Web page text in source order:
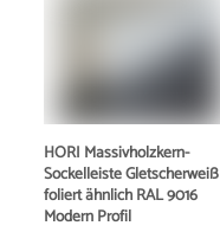
HORI Massivholzkern-
Sockelleiste Gletscherweiß
foliert ähnlich RAL 9016
Modern Profil